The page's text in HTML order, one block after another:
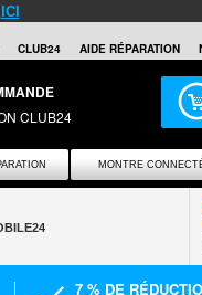
ICI
CLUB24 AIDE RÉPARATION
CLUB24
MONTRE
7 % DE